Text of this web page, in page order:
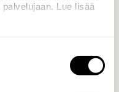
Lue lisää